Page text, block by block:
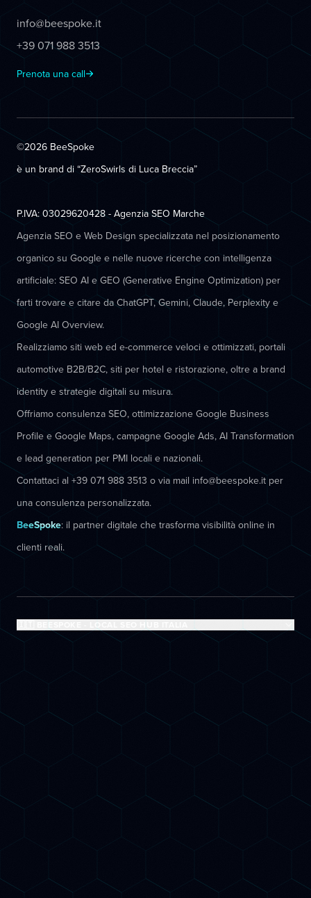
info@beespoke.it
+39 071 988 3513
Prenota una call
©2026 BeeSpoke
è un brand di “ZeroSwirls di Luca Breccia”
P.IVA: 03029620428 - Agenzia SEO Marche
Agenzia SEO e Web Design specializzata nel posizionamento
organico su Google e nelle nuove ricerche con intelligenza
artificiale: SEO AI e GEO (Generative Engine Optimization) per
farti trovare e citare da ChatGPT, Gemini, Claude, Perplexity e
Google AI Overview.
Realizziamo siti web ed e-commerce veloci e ottimizzati, portali
automotive B2B/B2C, siti per hotel e ristorazione, oltre a brand
identity e strategie digitali su misura.
Offriamo consulenza SEO, ottimizzazione Google Business
Profile e Google Maps, campagne Google Ads, AI Transformation
e lead generation per PMI locali e nazionali.
Contattaci al +39 071 988 3513 o via mail info@beespoke.it per
una consulenza personalizzata.
BeeSpoke: il partner digitale che trasforma visibilità online in
clienti reali.